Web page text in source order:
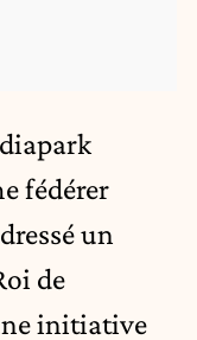
fédérer
un
de
initiative